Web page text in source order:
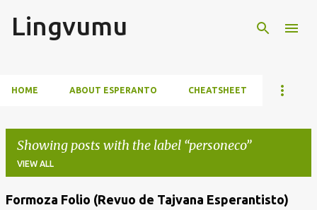
Lingvumu
HOME ABOUT ESPERANTO CHEATSHEET
Showing posts with the label personeco
VIEW ALL
Formoza Folio (Revuo de Tajvana Esperantisto)